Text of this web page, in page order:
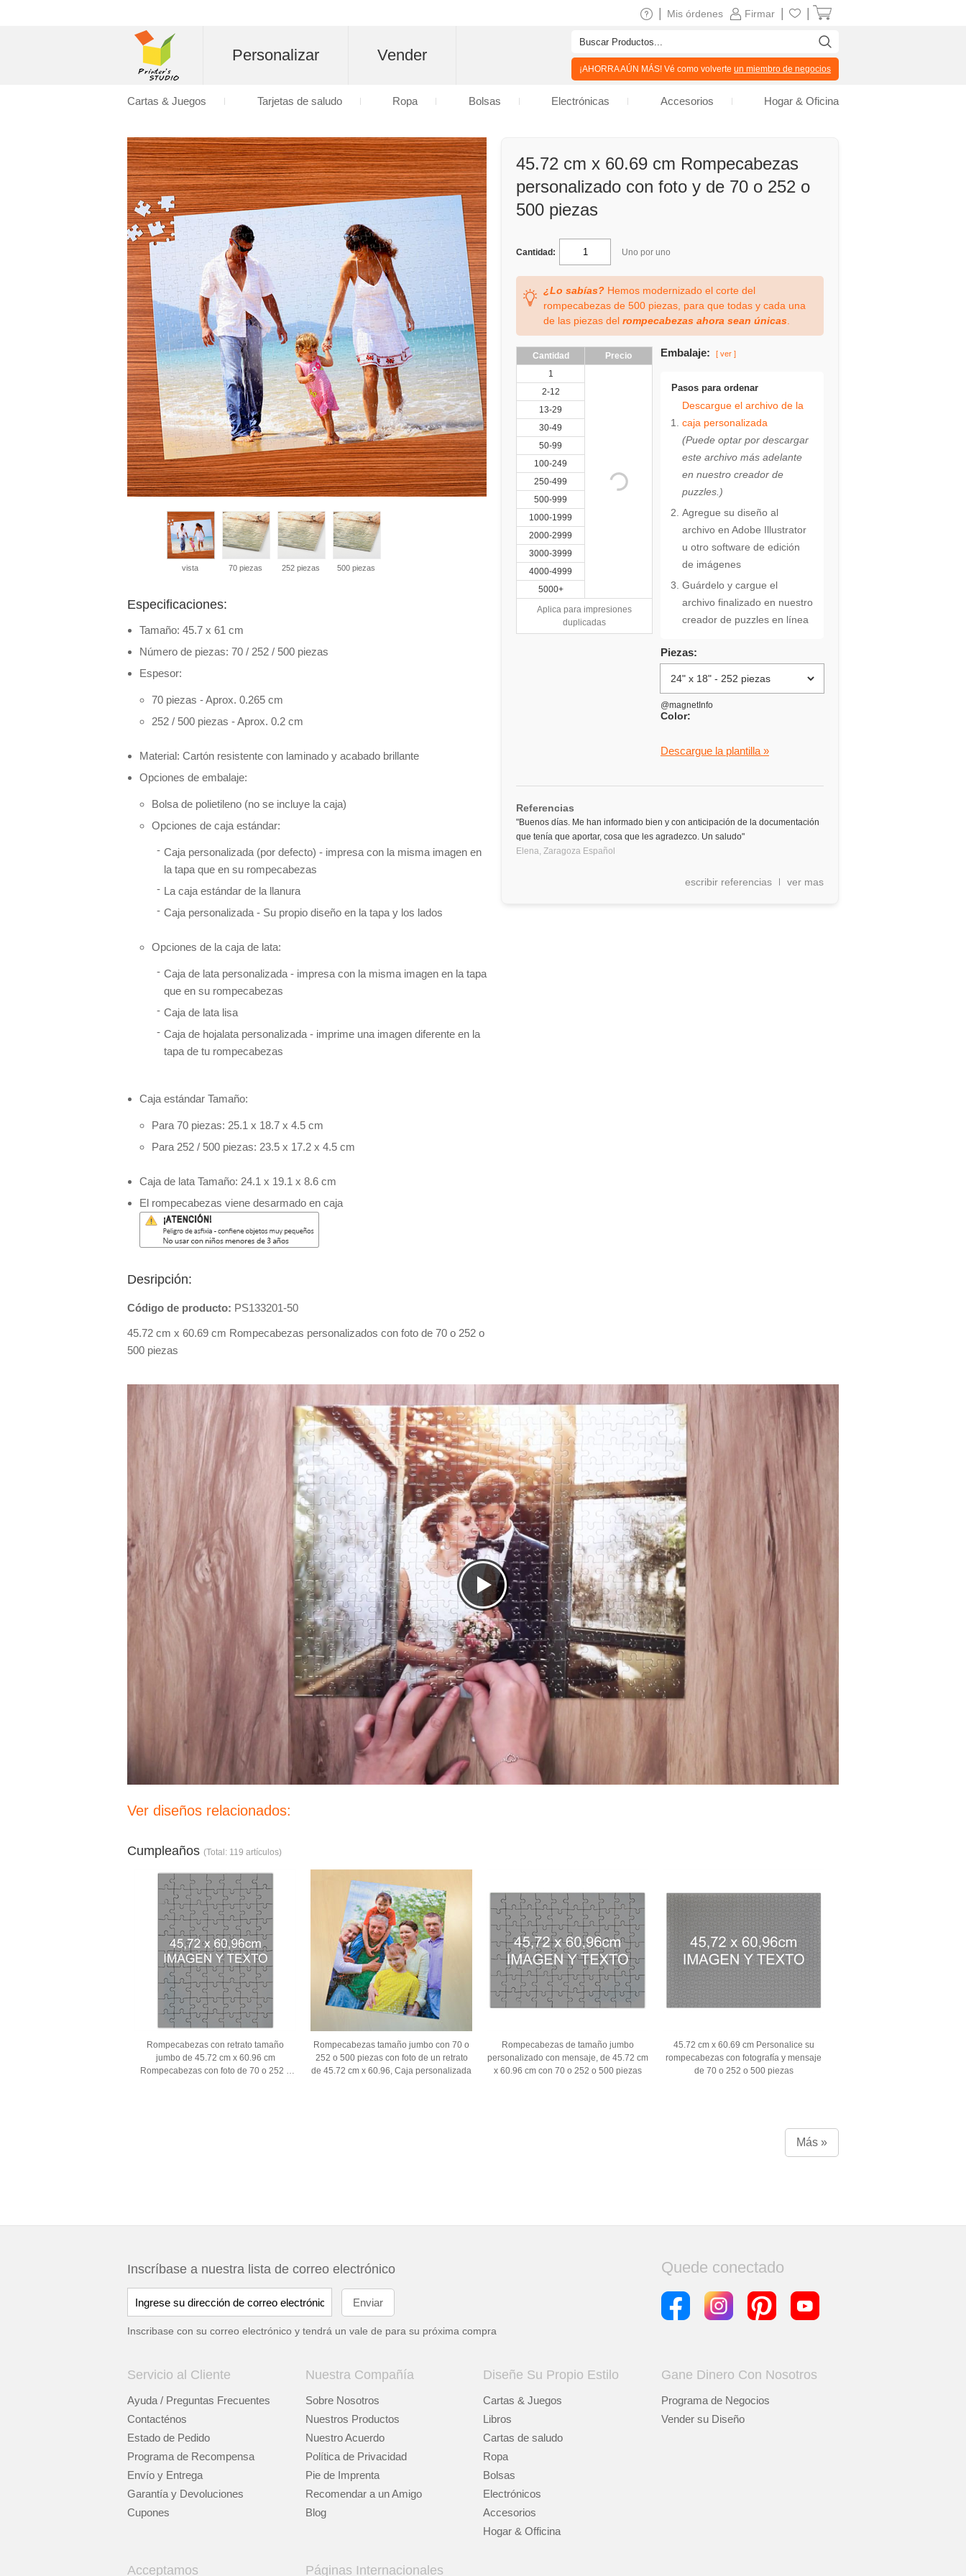
45.72 cm x 60.69 cm Rompecabezas
personalizado con foto y de 70 o 252 o
500 piezas
Cantidad: Uno por uno
¿Lo sabías? Hemos modernizado el corte del
rompecabezas de 500 piezas, para que todas y cada una
de las piezas del rompecabezas ahora sean únicas
Cantidad
Precio
1
2-12
13-29
30-49
50-99
100-249
250-499
500-999
1000-1999
2000-2999
3000-3999
4000-4999
5000+
Aplica para impresiones
duplicadas
Embalaje: [ ver ]
Pasos para ordenar
Descargue el archivo de la
caja personalizada
(Puede optar por descargar
este archivo más adelante
en nuestro creador de
puzzles.)
Agregue su diseño al
archivo en Adobe Illustrator
u otro software de edición
de imágenes
Guárdelo y cargue el
archivo finalizado en nuestro
creador de puzzles en línea
Piezas:
@magnetInfo
Color:
Descargue la plantilla »
Referencias
"Buenos días. Me han informado bien y con anticipación de la documentación
que tenía que aportar, cosa que les agradezco. Un saludo"
Elena, Zaragoza Español
escribir referencias ver mas
vista 70 piezas 252 piezas 500 piezas
Especificaciones:
Tamaño: 45.7 x 61 cm
Número de piezas: 70 / 252 / 500 piezas
Espesor:
70 piezas - Aprox. 0.265 cm
252 / 500 piezas - Aprox. 0.2 cm
Material: Cartón resistente con laminado y acabado brillante
Opciones de embalaje:
Bolsa de polietileno (no se incluye la caja)
Opciones de caja estándar:
Caja personalizada (por defecto) - impresa con la misma imagen en
la tapa que en su rompecabezas
La caja estándar de la llanura
Caja personalizada - Su propio diseño en la tapa y los lados
Opciones de la caja de lata:
Caja de lata personalizada - impresa con la misma imagen en la tapa
que en su rompecabezas
Caja de lata lisa
Caja de hojalata personalizada - imprime una imagen diferente en la
tapa de tu rompecabezas
Caja estándar Tamaño:
Para 70 piezas: 25.1 x 18.7 x 4.5 cm
Para 252 / 500 piezas: 23.5 x 17.2 x 4.5 cm
Caja de lata Tamaño: 24.1 x 19.1 x 8.6 cm
El rompecabezas viene desarmado en caja
Desripción:
Código de producto: PS133201-50
45.72 cm x 60.69 cm Rompecabezas personalizados con foto de 70 o 252 o
500 piezas
Ver diseños relacionados:
Cumpleaños (Total: 119 artículos)
Rompecabezas con retrato tamaño
jumbo de 45.72 cm x 60.96 cm
Rompecabezas con foto de 70 o 252 o
Rompecabezas tamaño jumbo con 70 o
252 o 500 piezas con foto de un retrato
de 45.72 cm x 60.96, Caja personalizada
Rompecabezas de tamaño jumbo
personalizado con mensaje, de 45.72 cm
x 60.96 cm con 70 o 252 o 500 piezas
45.72 cm x 60.69 cm Personalice su
rompecabezas con fotografía y mensaje
de 70 o 252 o 500 piezas
Más »
Inscríbase a nuestra lista de correo electrónico
Inscribase con su correo electrónico y tendrá un vale de para su próxima compra
Quede conectado
Servicio al Cliente
Ayuda / Preguntas Frecuentes
Contacténos
Estado de Pedido
Programa de Recompensa
Envío y Entrega
Garantía y Devoluciones
Cupones
Nuestra Compañía
Sobre Nosotros
Nuestros Productos
Nuestro Acuerdo
Política de Privacidad
Pie de Imprenta
Recomendar a un Amigo
Blog
Diseñe Su Propio Estilo
Cartas & Juegos
Libros
Cartas de saludo
Ropa
Bolsas
Electrónicos
Accesorios
Hogar & Officina
Gane Dinero Con Nosotros
Programa de Negocios
Vender su Diseño
Acceptamos Páginas Internacionales
Firmar
Mis órdenes
Personalizar Vender
¡AHORRA AÚN MÁS! Vé como volverte un miembro de negocios
Cartas & Juegos Tarjetas de saludo Ropa Bolsas Electrónicas Accesorios Hogar & Oficina